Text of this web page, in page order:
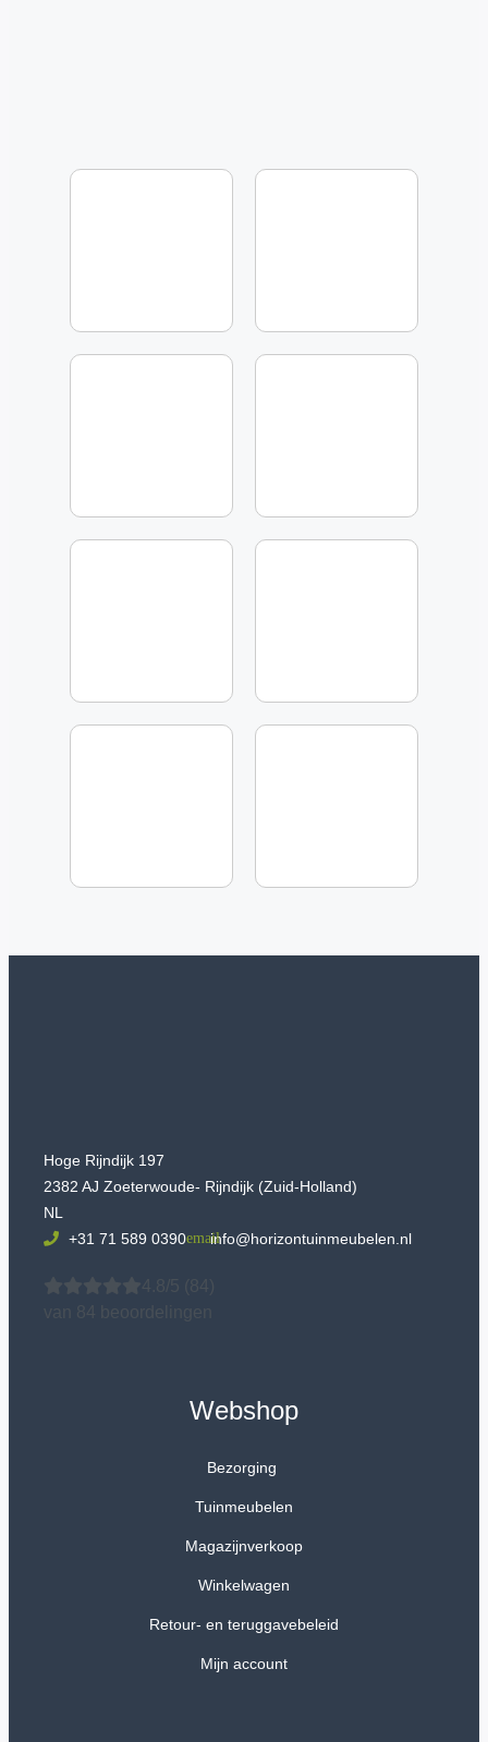
Hoge Rijndijk 197
2382 AJ Zoeterwoude- Rijndijk (Zuid-Holland)
NL
+31 71 589 0390
info@horizontuinmeubelen.nl
4.8/5
(84)
van 84 beoordelingen
Webshop
Bezorging
Tuinmeubelen
Magazijnverkoop
Winkelwagen
Retour- en teruggavebeleid
Mijn account